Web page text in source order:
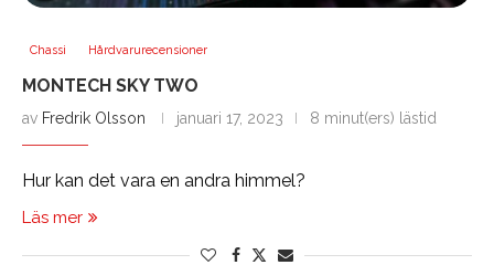
Chassi Hårdvarurecensioner
MONTECH SKY TWO
av Fredrik Olsson januari 17, 2023 8 minut(ers) lästid
Hur kan det vara en andra himmel?
Läs mer